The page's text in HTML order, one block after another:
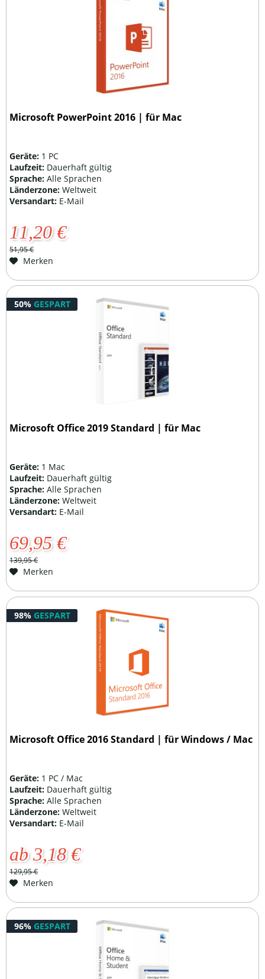
Microsoft PowerPoint 2016 | für Mac
Geräte: 1 PC
Laufzeit: Dauerhaft gültig
Sprache:Alle Sprachen
Länderzone:Weltweit
Versandart: E-Mail
11,20 €
51,95 €
Merken
50% GESPART
Microsoft Office 2019 Standard | für Mac
Geräte: 1 Mac
Laufzeit: Dauerhaft gültig
Sprache:Alle Sprachen
Länderzone:Weltweit
Versandart: E-Mail
69,95 €
139,95 €
Merken
98% GESPART
Microsoft Office 2016 Standard | für Windows / Mac
Geräte: 1 PC / Mac
Laufzeit: Dauerhaft gültig
Sprache:Alle Sprachen
Länderzone:Weltweit
Versandart: E-Mail
ab 3,18 €
129,95 €
Merken
96% GESPART